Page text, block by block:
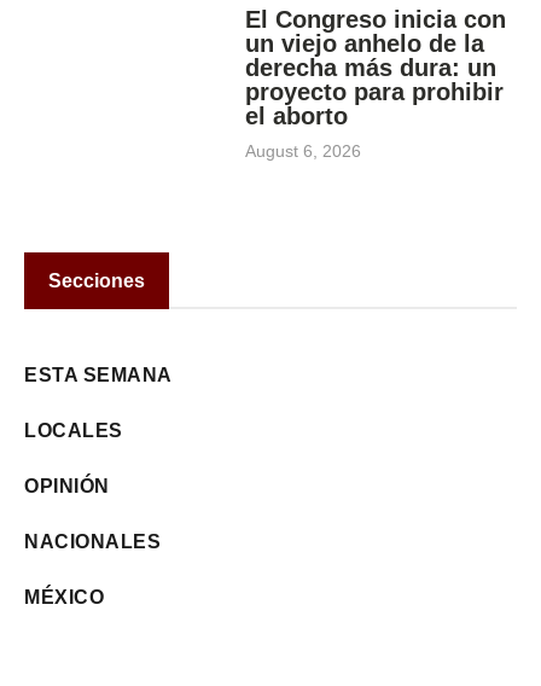
El Congreso inicia con
un viejo anhelo de la
derecha más dura: un
proyecto para prohibir
el aborto
August 6, 2026
Secciones
ESTA SEMANA
LOCALES
OPINIÓN
NACIONALES
MÉXICO